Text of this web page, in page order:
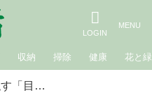
収納 掃除 健康 花と緑
ごみ箱のポリ袋を隠す「目からうろこ」の裏ワザ。100円ショップのアイテムで、お気に入りのかごを“おしゃれな”ごみ箱に／三倉佐和さん